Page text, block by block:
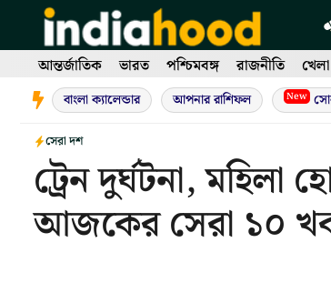
contentআন্তর্জাতিক ভারত পশ্চিমবঙ্গ রাজনীতি খেলা
বাংলা ক্যালেন্ডার আপনার রাশিফল New
সেরা দশ
ট্রেন দুর্ঘটনা,
আজকের সেরা ১০